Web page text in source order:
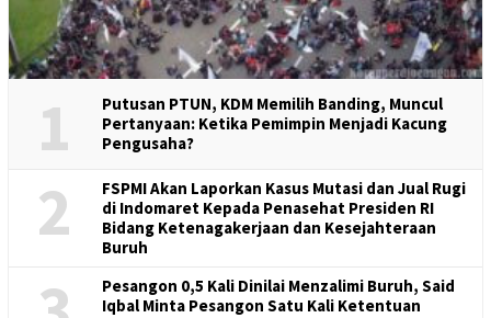
1
Putusan PTUN, KDM Memilih Banding, Muncul
Pertanyaan: Ketika Pemimpin Menjadi Kacung
Pengusaha?
2
FSPMI Akan Laporkan Kasus Mutasi dan Jual Rugi
di Indomaret Kepada Penasehat Presiden RI
Bidang Ketenagakerjaan dan Kesejahteraan
Buruh
Pesangon 0,5 Kali Dinilai Menzalimi Buruh, Said
Iqbal Minta Pesangon Satu Kali Ketentuan